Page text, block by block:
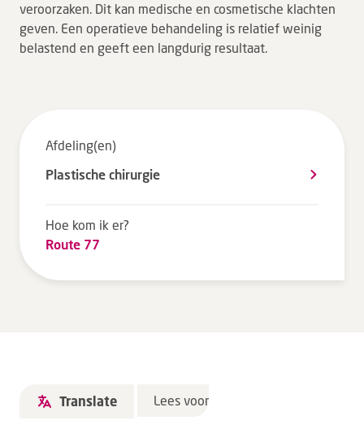
Onderzoeken
Opname & ontslag
Uw ervaring telt
Uw gegevens
Bezoek
veroorzaken. Dit kan medische en cosmetische klachten
geven. Een operatieve behandeling is relatief weinig
belastend en geeft een langdurig resultaat.
Afdeling(en)
Plastische chirurgie
Hoe kom ik er?
Route 77
Translate Lees voor